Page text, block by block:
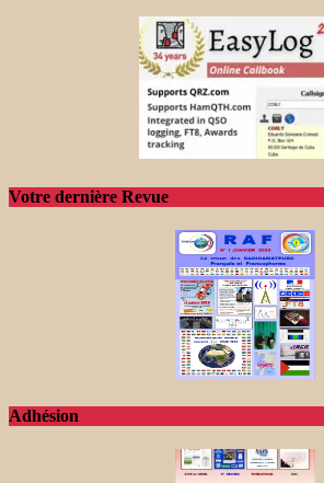
Votre dernière Revue
Adhésion